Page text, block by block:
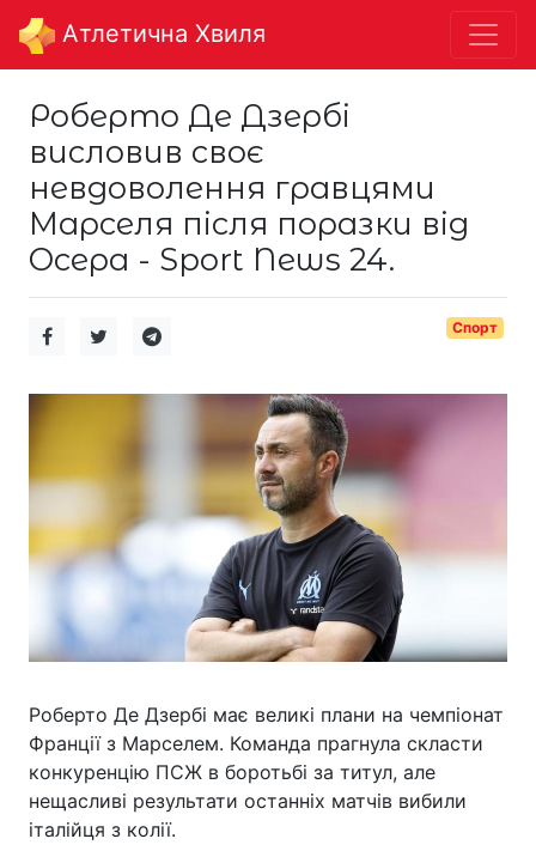
Aтлетична Хвиля
Роберто Де Дзербі
висловив своє
невдоволення гравцями
Марселя після поразки від
Осера - Sport News 24.
Спорт
Роберто Де Дзербі має великі плани на чемпіонат
Франції з Марселем. Команда прагнула скласти
конкуренцію ПСЖ в боротьбі за титул, але
нещасливі результати останніх матчів вибили
італійця з колії.